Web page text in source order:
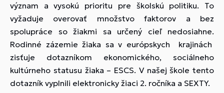
význam a vysokú prioritu pre školskú politiku. To
vyžaduje overovať množstvo faktorov a bez
spolupráce so žiakmi sa určený cieľ nedosiahne.
Rodinné zázemie žiaka sa v európskych krajinách
zisťuje dotazníkom ekonomického, sociálneho
kultúrneho statusu žiaka – ESCS. V našej škole tento
dotazník vyplnili elektronicky žiaci 2. ročníka a SEXTY.